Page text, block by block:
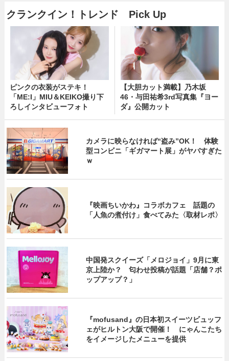
クランクイン！トレンド Pick Up
ピンクの衣装がステキ！
「ME:I」MIU＆KEIKO撮り下
ろしインタビューフォト
【大胆カット満載】乃木坂
46・与田祐希3rd写真集『ヨー
ダ』公開カット
カメラに映らなければ“盗み”OK！ 体験
型コンビニ「ギガマート展」がヤバすぎた
ｗ
『映画ちいかわ』コラボカフェ 話題の
「人魚の煮付け」食べてみた〈取材レポ〉
中国発スクイーズ「メロジョイ」9月に東
京上陸か？ 匂わせ投稿が話題「店舗？ポ
ップアップ？」
『mofusand』の日本初スイーツビュッフ
ェがヒルトン大阪で開催！ にゃんこたち
をイメージしたメニューを提供